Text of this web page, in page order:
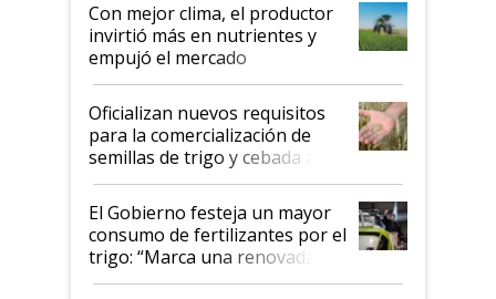
Con mejor clima, el productor
invirtió más en nutrientes y
empujó el mercado
Oficializan nuevos requisitos
para la comercialización de
semillas de trigo y cebada a
granel
El Gobierno festeja un mayor
consumo de fertilizantes por el
trigo: “Marca una renovada
confianza de los productores”